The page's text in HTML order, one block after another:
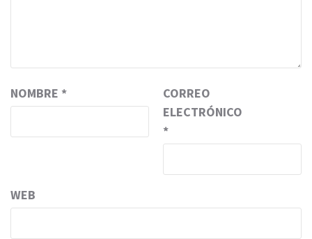
NOMBRE *
CORREO
ELECTRÓNICO
*
WEB